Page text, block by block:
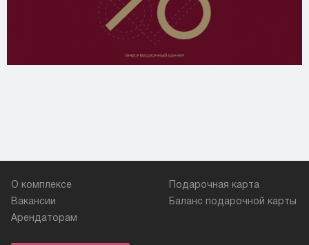
О комплексе
Вакансии
Арендаторам
Подарочная карта
Баланс подарочной карты